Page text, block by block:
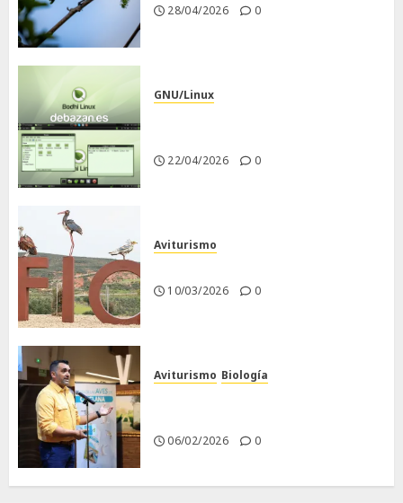
28/04/2026 0
GNU/Linux
22/04/2026 0
Aviturismo
10/03/2026 0
Aviturismo Biología
06/02/2026 0